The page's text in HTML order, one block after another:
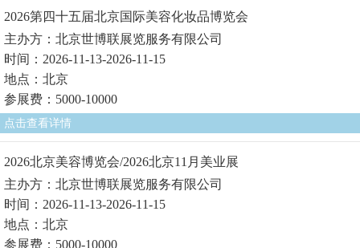
2026第四十五届北京国际美容化妆品博览会
主办方：北京世博联展览服务有限公司
时间：2026-11-13-2026-11-15
地点：北京
参展费：5000-10000
点击查看详情
2026北京美容博览会/2026北京11月美业展
主办方：北京世博联展览服务有限公司
时间：2026-11-13-2026-11-15
地点：北京
参展费：5000-10000